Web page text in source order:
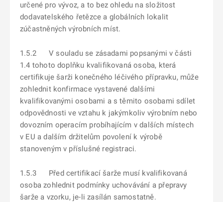
určené pro vývoz, a to bez ohledu na složitost
dodavatelského řetězce a globálních lokalit
zúčastněných výrobních míst.
1.5.2 V souladu se zásadami popsanými v části
1.4 tohoto doplňku kvalifikovaná osoba, která
certifikuje šarži konečného léčivého přípravku, může
zohlednit konfirmace vystavené dalšími
kvalifikovanými osobami a s těmito osobami sdílet
odpovědnosti ve vztahu k jakýmkoliv výrobním nebo
dovozním operacím probíhajícím v dalších místech
v EU a dalším držitelům povolení k výrobě
stanoveným v příslušné registraci.
1.5.3 Před certifikací šarže musí kvalifikovaná
osoba zohlednit podmínky uchovávání a přepravy
šarže a vzorku, je-li zasílán samostatně.